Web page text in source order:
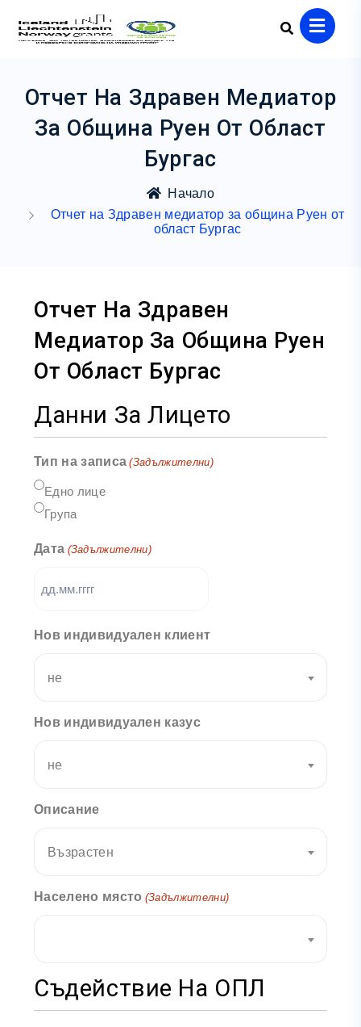
Отчет На Здравен Медиатор
За Община Руен От Област
Бургас
Начало
Отчет на Здравен медиатор за община Руен от
област Бургас
Отчет На Здравен
Медиатор За Община Руен
От Област Бургас
Данни За Лицето
Тип на записа (Задължителни)
Едно лице
Група
Дата (Задължителни)
Нов индивидуален клиент
не
Нов индивидуален казус
не
Описание
Възрастен
Населено място (Задължителни)
Съдействие На ОПЛ